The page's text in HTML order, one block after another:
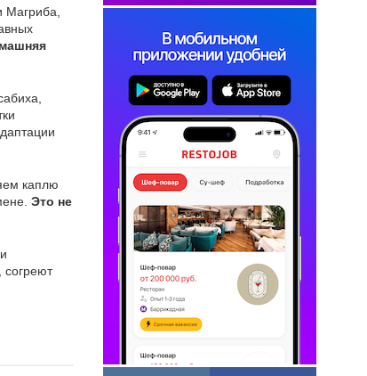
Магриба,
каплю
Это не
согреют